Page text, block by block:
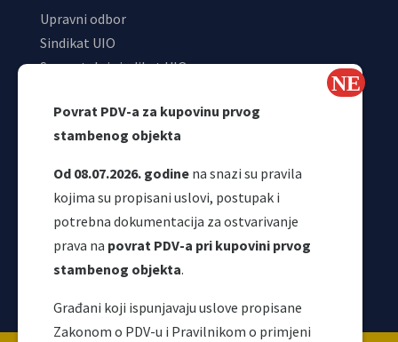
Povrat PDV-a za kupovinu prvog
stambenog objekta
Od 08.07.2026. godine na snazi su pravila
kojima su propisani uslovi, postupak i
potrebna dokumentacija za ostvarivanje
prava na povrat PDV-a pri kupovini prvog
stambenog objekta.
Građani koji ispunjavaju uslove propisane
Zakonom o PDV-u i Pravilnikom o primjeni
Upravni odbor
Sindikat UIO
Samostalni sindikat UIO
Odjeljenje za makroekonomsku analizu
Korisni linkovi